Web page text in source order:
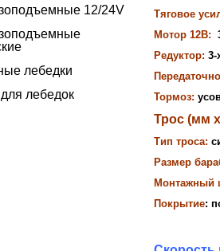
12/24V
лебедки
лебедок
Тяговое
Мотор 12В:
Редуктор: 3-
Тормоз:
Трос (мм
Тип троса:
Размер
Монтажный
Покрытие: